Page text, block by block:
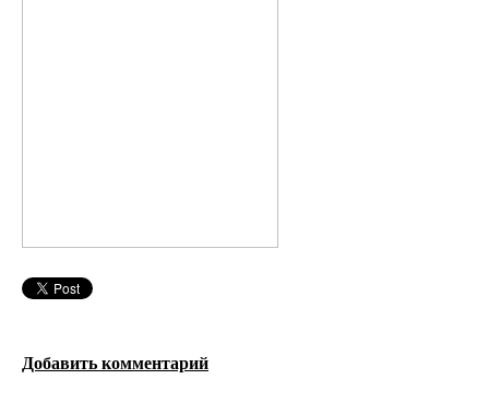
Добавить комментарий